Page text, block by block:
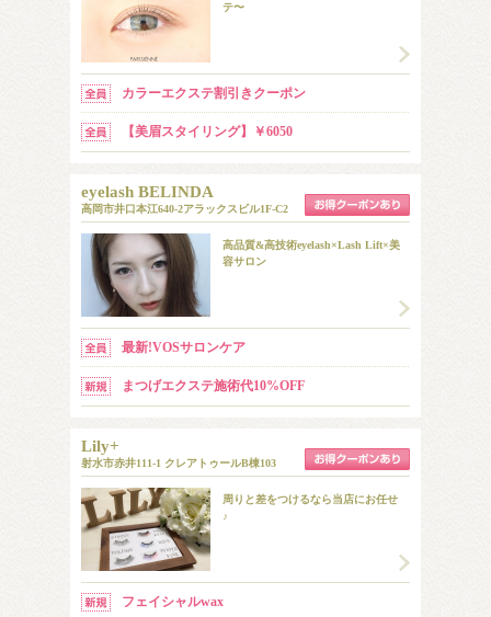
テ〜
カラーエクステ割引きクーポン
【美眉スタイリング】￥6050
eyelash BELINDA
高岡市井口本江640-2アラックスビル1F-C2
高品質&高技術eyelash×Lash Lift×美
容サロン
最新!VOSサロンケア
まつげエクステ施術代10%OFF
Lily+
射水市赤井111-1 クレアトゥールB棟103
周りと差をつけるなら当店にお任せ
♪
フェイシャルwax